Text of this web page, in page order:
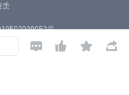
   
质
号